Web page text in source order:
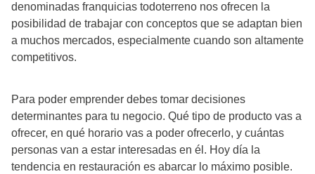
denominadas franquicias todoterreno nos ofrecen la
posibilidad de trabajar con conceptos que se adaptan bien
a muchos mercados, especialmente cuando son altamente
competitivos.
Para poder emprender debes tomar decisiones
determinantes para tu negocio. Qué tipo de producto vas a
ofrecer, en qué horario vas a poder ofrecerlo, y cuántas
personas van a estar interesadas en él. Hoy día la
tendencia en restauración es abarcar lo máximo posible.